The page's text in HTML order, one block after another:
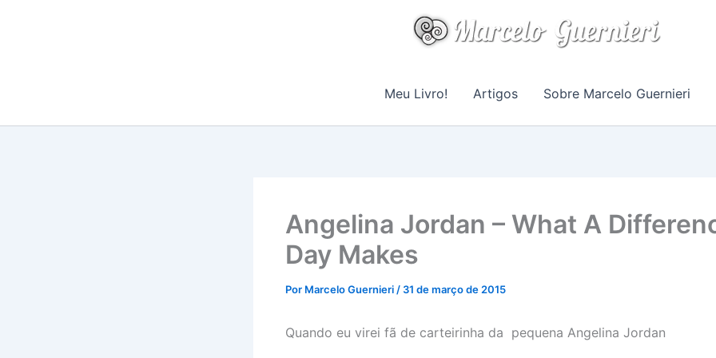
Meu Livro!
Artigos Sobre Marcelo Guernieri
Angelina Jordan – What A
Day Makes
Por Marcelo Guernieri / 31 de março de 2015
Quando eu virei fã de carteirinha da pequena Angelina Jordan